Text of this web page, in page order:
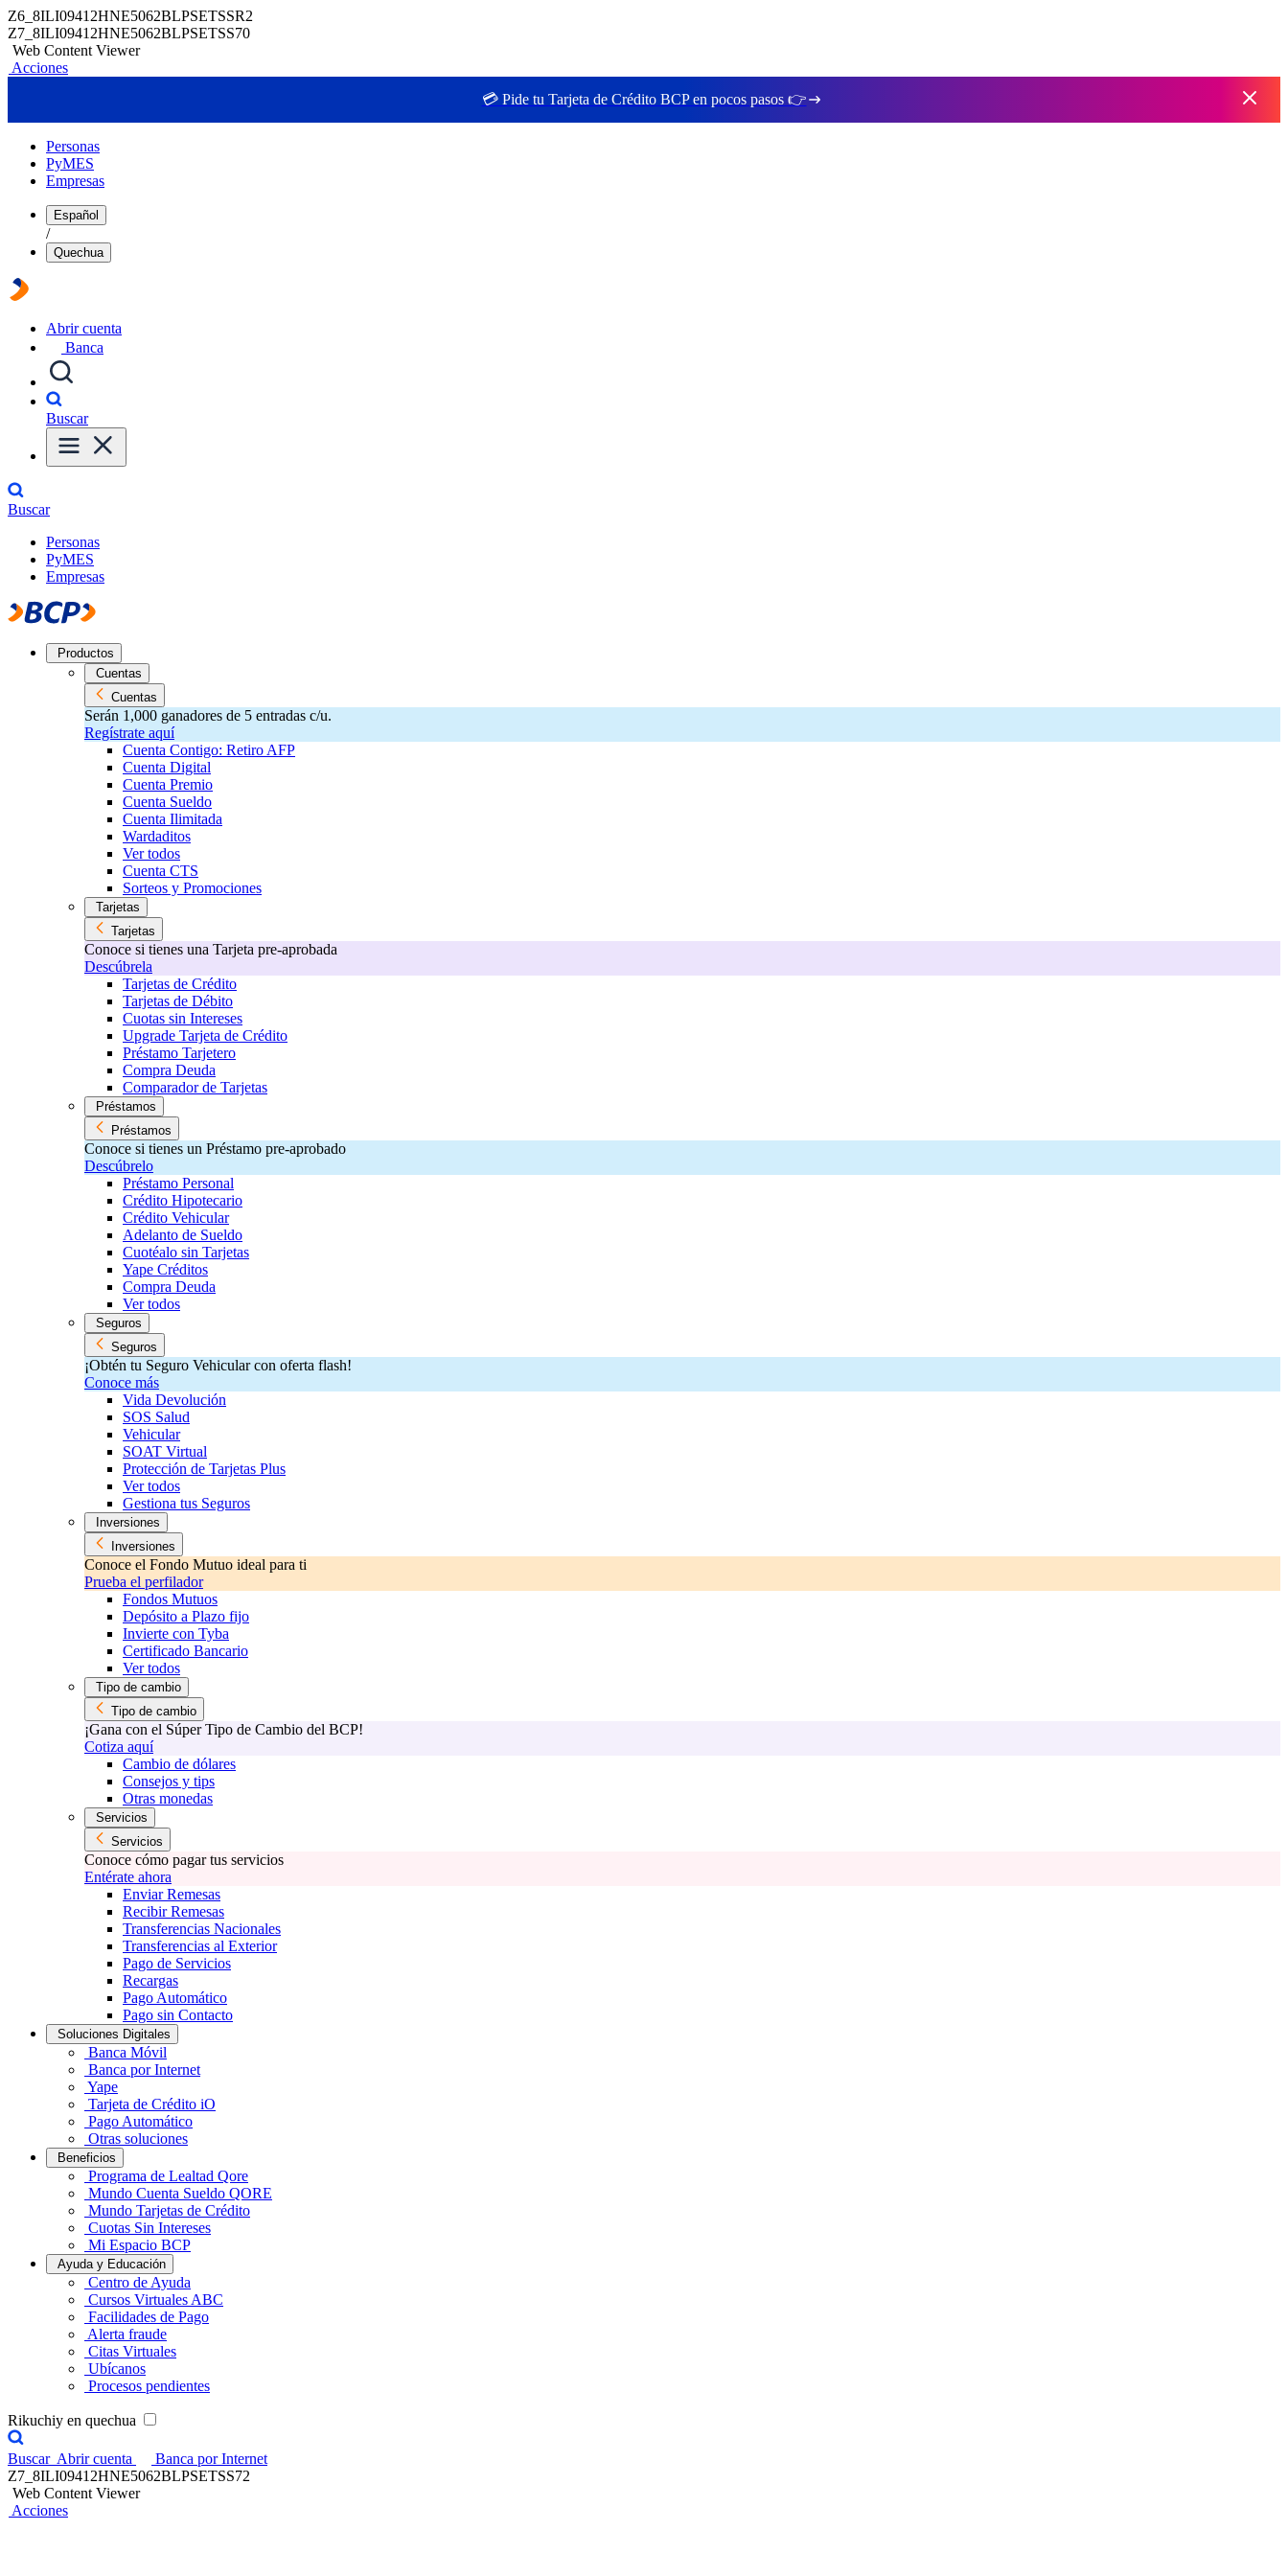
Z6_8ILI09412HNE5062BLPSETSSR2
Z7_8ILI09412HNE5062BLPSETSS70
Web Content Viewer
Acciones
💳 Pide tu Tarjeta de Crédito BCP en pocos pasos 👉
Personas
PyMES
Empresas
Español
/
Quechua
Abrir cuenta
Banca
Buscar
Buscar
Personas
PyMES
Empresas
Productos
Cuentas
Cuentas
Serán 1,000 ganadores de 5 entradas c/u.
Regístrate aquí
Cuenta Contigo: Retiro AFP
Cuenta Digital
Cuenta Premio
Cuenta Sueldo
Cuenta Ilimitada
Wardaditos
Ver todos
Cuenta CTS
Sorteos y Promociones
Tarjetas
Tarjetas
Conoce si tienes una Tarjeta pre-aprobada
Descúbrela
Tarjetas de Crédito
Tarjetas de Débito
Cuotas sin Intereses
Upgrade Tarjeta de Crédito
Préstamo Tarjetero
Compra Deuda
Comparador de Tarjetas
Préstamos
Préstamos
Conoce si tienes un Préstamo pre-aprobado
Descúbrelo
Préstamo Personal
Crédito Hipotecario
Crédito Vehicular
Adelanto de Sueldo
Cuotéalo sin Tarjetas
Yape Créditos
Compra Deuda
Ver todos
Seguros
Seguros
¡Obtén tu Seguro Vehicular con oferta flash!
Conoce más
Vida Devolución
SOS Salud
Vehicular
SOAT Virtual
Protección de Tarjetas Plus
Ver todos
Gestiona tus Seguros
Inversiones
Inversiones
Conoce el Fondo Mutuo ideal para ti
Prueba el perfilador
Fondos Mutuos
Depósito a Plazo fijo
Invierte con Tyba
Certificado Bancario
Ver todos
Tipo de cambio
Tipo de cambio
¡Gana con el Súper Tipo de Cambio del BCP!
Cotiza aquí
Cambio de dólares
Consejos y tips
Otras monedas
Servicios
Servicios
Conoce cómo pagar tus servicios
Entérate ahora
Enviar Remesas
Recibir Remesas
Transferencias Nacionales
Transferencias al Exterior
Pago de Servicios
Recargas
Pago Automático
Pago sin Contacto
Soluciones Digitales
Banca Móvil
Banca por Internet
Yape
Tarjeta de Crédito iO
Pago Automático
Otras soluciones
Beneficios
Programa de Lealtad Qore
Mundo Cuenta Sueldo QORE
Mundo Tarjetas de Crédito
Cuotas Sin Intereses
Mi Espacio BCP
Ayuda y Educación
Centro de Ayuda
Cursos Virtuales ABC
Facilidades de Pago
Alerta fraude
Citas Virtuales
Ubícanos
Procesos pendientes
Rikuchiy en quechua
Buscar Abrir cuenta
Banca por Internet
Z7_8ILI09412HNE5062BLPSETSS72
Web Content Viewer
Acciones